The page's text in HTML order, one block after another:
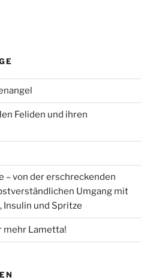
Feliden und ihren
– von der erschreckenden
Umgang mit
und Spritze
mehr Lametta!